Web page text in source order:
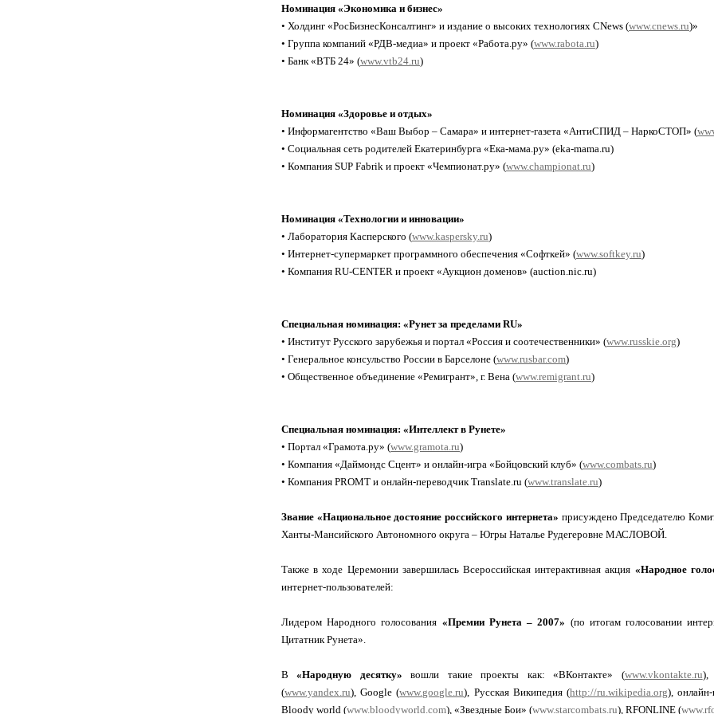
Номинация «Экономика и бизнес»
• Холдинг «РосБизнесКонсалтинг» и издание о высоких технологиях CNews (www.cnews.ru)»
• Группа компаний «РДВ-медиа» и проект «Работа.ру» (www.rabota.ru)
• Банк «ВТБ 24» (www.vtb24.ru)
Номинация «Здоровье и отдых»
• Информагентство «Ваш Выбор – Самара» и интернет-газета «АнтиСПИД – НаркоСТОП» (
• Социальная сеть родителей Екатеринбурга «Ека-мама.ру» (eka-mama.ru)
• Компания SUP Fabrik и проект «Чемпионат.ру» (www.championat.ru)
Номинация «Технологии и инновации»
• Лаборатория Касперского (www.kaspersky.ru)
• Интернет-супермаркет программного обеспечения «Софткей» (www.softkey.ru)
• Компания RU-CENTER и проект «Аукцион доменов» (auction.nic.ru)
Специальная номинация: «Рунет за пределами RU»
• Институт Русского зарубежья и портал «Россия и соотечественники» (www.russkie.org)
• Генеральное консульство России в Барселоне (www.rusbar.com)
• Общественное объединение «Ремигрант», г. Вена (www.remigrant.ru)
Специальная номинация: «Интеллект в Рунете»
• Портал «Грамота.ру» (www.gramota.ru)
• Компания «Даймондс Сцент» и онлайн-игра «Бойцовский клуб» (www.combats.ru)
• Компания PROMT и онлайн-переводчик Translate.ru (www.translate.ru)
Звание «Национальное достояние российского интернета» присуждено Председателю
Ханты-Мансийского Автономного округа – Югры Наталье Рудегеровне МАСЛОВОЙ.
Также в ходе Церемонии завершилась Всероссийская интерактивная акция «Народное
интернет-пользователей:
Лидером Народного голосования «Премии Рунета – 2007» (по итогам голосовании
Цитатник Рунета».
В«Народную десятку» вошли такие проекты как: «ВКонтакте» (www.vkontakte.ru),
(www.yandex.ru), Google (www.google.ru), Русская Википедия (http://ru.wikipedia.org),
Bloody world (www.bloodyworld.com), «Звездные Бои» (www.starcombats.ru), RFONLINE (